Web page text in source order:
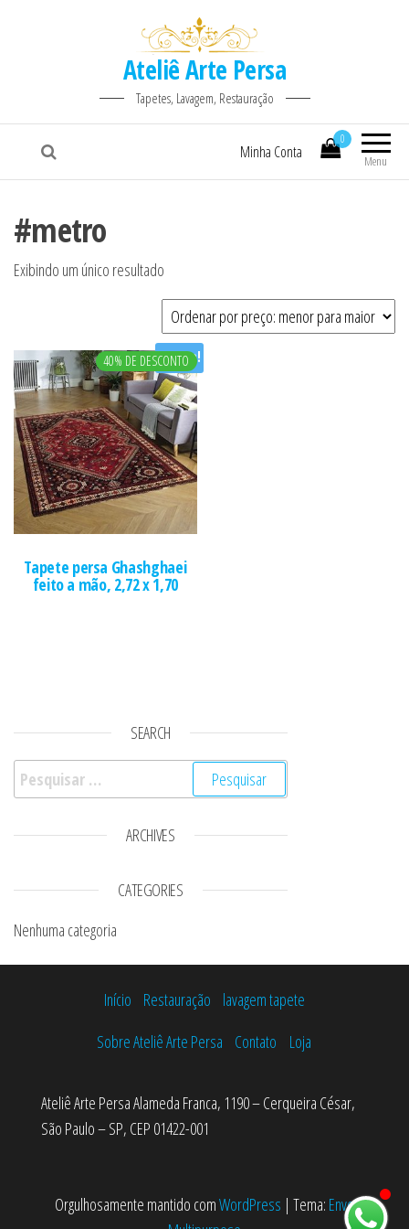
Ateliê Arte Persa
Tapetes, Lavagem, Restauração
Menu
0
Minha Conta
#metro
Exibindo um único resultado
Oferta!
40% DE DESCONTO
Tapete persa Ghashghaei
feito a mão, 2,72 x 1,70
SEARCH
Pesquisar por:
ARCHIVES
CATEGORIES
Nenhuma categoria
Início Restauração
lavagem tapete
Sobre Ateliê Arte Persa
Contato Loja
Ateliê Arte Persa Alameda Franca, 1190 – Cerqueira César,
São Paulo – SP, CEP 01422-001
Orgulhosamente mantido comWordPress | Tema: Envo